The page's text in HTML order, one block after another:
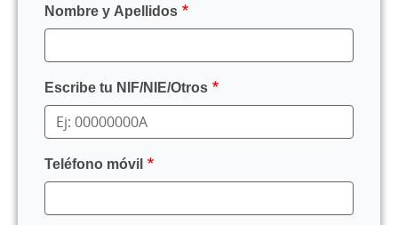
Nombre y Apellidos
Escribe tu NIF/NIE/Otros
Teléfono móvil